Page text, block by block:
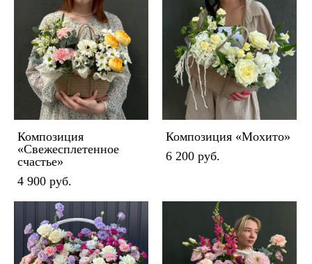
Композиция
«Свежесплетенное
счастье»
4 900 pуб.
Композиция «Мохито»
6 200 pуб.